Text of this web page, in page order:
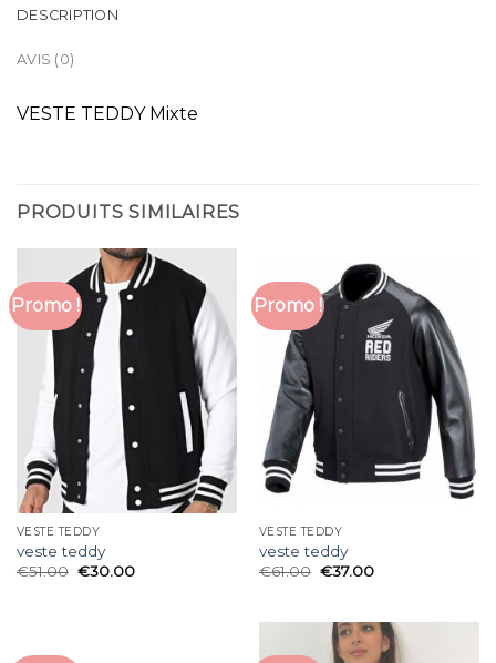
DESCRIPTION
AVIS (0)
VESTE TEDDY Mixte
PRODUITS SIMILAIRES
Promo !
VESTE TEDDY
veste teddy
€51.00 €30.00
Promo !
VESTE TEDDY
veste teddy
€61.00 €37.00